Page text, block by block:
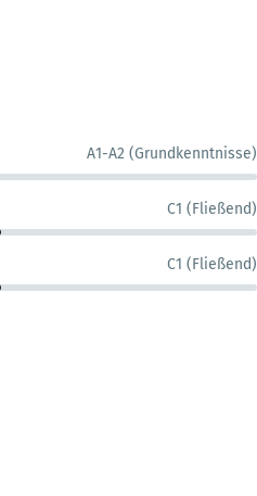
A1-A2 (Grundkenntnisse)
C1 (Fließend)
C1 (Fließend)